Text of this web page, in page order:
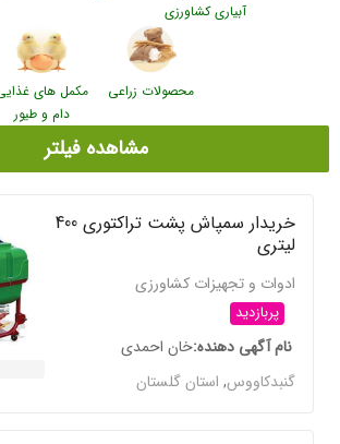
آبیاری کشاورزی
محصولات زراعی
مکمل های غذایی
دام و طیور
مشاهده فیلتر
خریدار سمپاش پشت تراکتوری 400
لیتری
ادوات و تجهیزات کشاورزی
پربازدید
نام آگهی دهندهخان احمدی
گنبدکاووس,استان گلستان